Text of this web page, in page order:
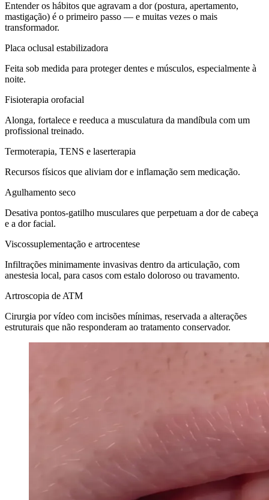
Entender os hábitos que agravam a dor (postura, apertamento,
mastigação) é o primeiro passo — e muitas vezes o mais
transformador.
Placa oclusal estabilizadora
Feita sob medida para proteger dentes e músculos, especialmente à
noite.
Fisioterapia orofacial
Alonga, fortalece e reeduca a musculatura da mandíbula com um
profissional treinado.
Termoterapia, TENS e laserterapia
Recursos físicos que aliviam dor e inflamação sem medicação.
Agulhamento seco
Desativa pontos-gatilho musculares que perpetuam a dor de cabeça
e a dor facial.
Viscossuplementação e artrocentese
Infiltrações minimamente invasivas dentro da articulação, com
anestesia local, para casos com estalo doloroso ou travamento.
Artroscopia de ATM
Cirurgia por vídeo com incisões mínimas, reservada a alterações
estruturais que não responderam ao tratamento conservador.